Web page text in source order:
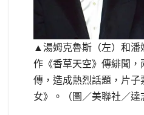
▲湯姆克魯斯（左）和潘
作《香草天空》傳緋聞，
傳，造成熱烈話題，片子
女》。（圖／美聯社／達